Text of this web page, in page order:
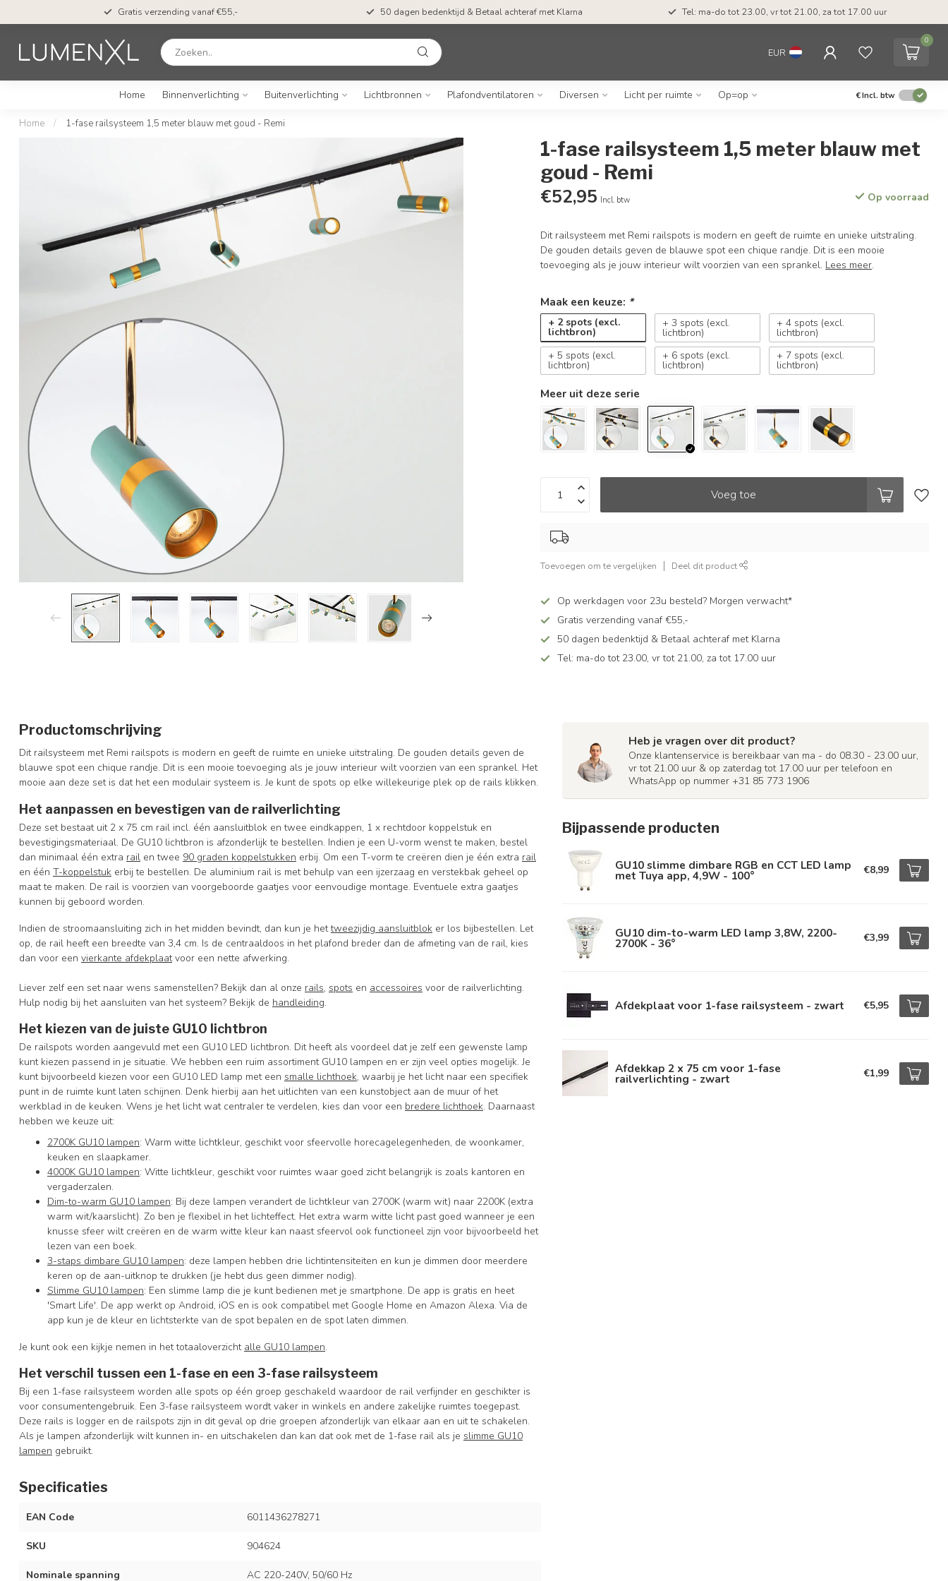
Gratis verzending vanaf €55,- 50 dagen bedenktijd & Betaal achteraf met Klarna Tel: ma-do tot 23.00, vr tot 21.00, za tot 17.00 uur
EUR
0
Home Binnenverlichting Buitenverlichting Lichtbronnen Plafondventilatoren Diversen Licht per ruimte Op=op €Incl. btw
Home / 1-fase railsysteem 1,5 meter blauw met goud - Remi
1-fase railsysteem 1,5 meter blauw met
goud - Remi
€52,95 Incl. btw Op voorraad
Dit railsysteem met Remi railspots is modern en geeft de ruimte en unieke uitstraling.
De gouden details geven de blauwe spot een chique randje. Dit is een mooie
toevoeging als je jouw interieur wilt voorzien van een sprankel. Lees meer.
Maak een keuze: *
+ 2 spots (excl.
lichtbron)
+ 3 spots (excl.
lichtbron)
+ 4 spots (excl.
lichtbron)
+ 5 spots (excl.
lichtbron)
+ 6 spots (excl.
lichtbron)
+ 7 spots (excl.
lichtbron)
Meer uit deze serie
Voeg toe
Toevoegen om te vergelijken Deel dit product
Op werkdagen voor 23u besteld? Morgen verwacht*
Gratis verzending vanaf €55,-
50 dagen bedenktijd & Betaal achteraf met Klarna
Tel: ma-do tot 23.00, vr tot 21.00, za tot 17.00 uur
Productomschrijving
Dit railsysteem met Remi railspots is modern en geeft de ruimte en unieke uitstraling. De gouden details geven de
blauwe spot een chique randje. Dit is een mooie toevoeging als je jouw interieur wilt voorzien van een sprankel. Het
mooie aan deze set is dat het een modulair systeem is. Je kunt de spots op elke willekeurige plek op de rails klikken.
Het aanpassen en bevestigen van de railverlichting
Deze set bestaat uit 2 x 75 cm rail incl. één aansluitblok entwee eindkappen, 1 x rechtdoor koppelstuk en
bevestigingsmateriaal. De GU10 lichtbron is afzonderlijk te bestellen. Indien je een U-vorm wenst te maken, bestel
dan minimaal één extra rail en twee 90 graden koppelstukken erbij. Om een T-vorm te creëren dien je één extra rail
en één T-koppelstuk erbij te bestellen. De aluminium rail is met behulp van een ijzerzaag en verstekbak geheel op
maat te maken. De rail is voorzien van voorgeboorde gaatjes voor eenvoudige montage. Eventuele extra gaatjes
kunnen bij geboord worden.
Indien de stroomaansluiting zich in het midden bevindt, dan kun je hettweezijdig aansluitblok er los bijbestellen. Let
op, de rail heeft een breedte van 3,4 cm. Is de centraaldoos in het plafond breder dan de afmeting van de rail, kies
dan voor een vierkante afdekplaatvoor een nette afwerking.
Liever zelf een set naar wens samenstellen? Bekijk dan al onze rails, spots en accessoires voor de railverlichting.
Hulp nodig bij het aansluiten van het systeem? Bekijk de handleiding.
Het kiezen van de juiste GU10 lichtbron
De railspots worden aangevuld met een GU10 LED lichtbron. Dit heeft als voordeel dat je zelf een gewenste lamp
kunt kiezen passend in je situatie. We hebben een ruim assortiment GU10 lampen en er zijn veel opties mogelijk. Je
kunt bijvoorbeeld kiezen voor een GU10 LED lamp met een smalle lichthoek, waarbij je het licht naar een specifiek
punt in de ruimte kunt laten schijnen. Denk hierbij aan het uitlichten van een kunstobject aan de muur of het
werkblad in de keuken. Wens je het licht wat centraler te verdelen, kies dan voor een bredere lichthoek. Daarnaast
hebben we keuze uit:
2700K GU10 lampen: Warm witte lichtkleur, geschikt voor sfeervolle horecagelegenheden, de woonkamer,
keuken en slaapkamer.
4000K GU10 lampen: Witte lichtkleur, geschikt voor ruimtes waar goed zicht belangrijk is zoals kantoren en
vergaderzalen.
Dim-to-warm GU10 lampen: Bij deze lampen verandert de lichtkleur van 2700K (warm wit) naar 2200K (extra
warm wit/kaarslicht). Zo ben je flexibel in het lichteffect. Het extra warm witte licht past goed wanneer je een
knusse sfeer wilt creëren en de warm witte kleur kan naast sfeervol ook functioneel zijn voor bijvoorbeeld het
lezen van een boek.
3-staps dimbare GU10 lampen: deze lampen hebben drie lichtintensiteiten en kun je dimmen door meerdere
keren op de aan-uitknop te drukken (je hebt dus geen dimmer nodig).
Slimme GU10 lampen: Een slimme lamp die je kunt bedienen met je smartphone. De app is gratis en heet
'Smart Life'. De app werkt op Android, iOS en is ook compatibel met Google Home en Amazon Alexa. Via de
app kun je de kleur en lichtsterkte van de spot bepalen en de spot laten dimmen.
Je kunt ook een kijkje nemen in het totaaloverzicht alle GU10 lampen.
Het verschil tussen een 1-fase en een 3-fase railsysteem
Bij een 1-fase railsysteem worden alle spots op één groep geschakeld waardoor de rail verfijnder en geschikter is
voor consumentengebruik. Een 3-fase railsysteem wordt vaker in winkels en andere zakelijke ruimtes toegepast.
Deze rails is logger en de railspots zijn in dit geval op drie groepen afzonderlijk van elkaar aan en uit te schakelen.
Als je lampen afzonderlijk wilt kunnen in- en uitschakelen dan kan dat ook met de 1-fase rail als je slimme GU10
lampen gebruikt.
Specificaties
EAN Code 6011436278271
SKU 904624
Nominale spanning AC 220-240V, 50/60 Hz
Heb je vragen over dit product?
Onze klantenservice is bereikbaar van ma - do 08.30 - 23.00 uur,
vr tot 21.00 uur & op zaterdag tot 17.00 uur per telefoon en
WhatsApp op nummer +31 85 773 1906
Bijpassende producten
GU10 slimme dimbare RGB en CCT LED lamp
met Tuya app, 4,9W - 100° €8,99
GU10 dim-to-warm LED lamp 3,8W, 2200-
2700K - 36° €3,99
Afdekplaat voor 1-fase railsysteem - zwart €5,95
Afdekkap 2 x 75 cm voor 1-fase
railverlichting - zwart €1,99